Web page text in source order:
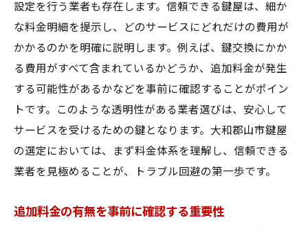
設定を行う業者も存在します。信頼できる鍵屋は、細か
な料金明細を提示し、どのサービスにどれだけの費用が
かかるのかを明確に説明します。例えば、鍵交換にかか
る費用がすべて含まれているかどうか、追加料金が発生
する可能性があるかなどを事前に確認することがポイン
トです。このような透明性がある業者選びは、安心して
サービスを受けるための鍵となります。大和郡山市鍵屋
の選定においては、まず料金体系を理解し、信頼できる
業者を見極めることが、トラブル回避の第一歩です。
追加料金の有無を事前に確認する重要性